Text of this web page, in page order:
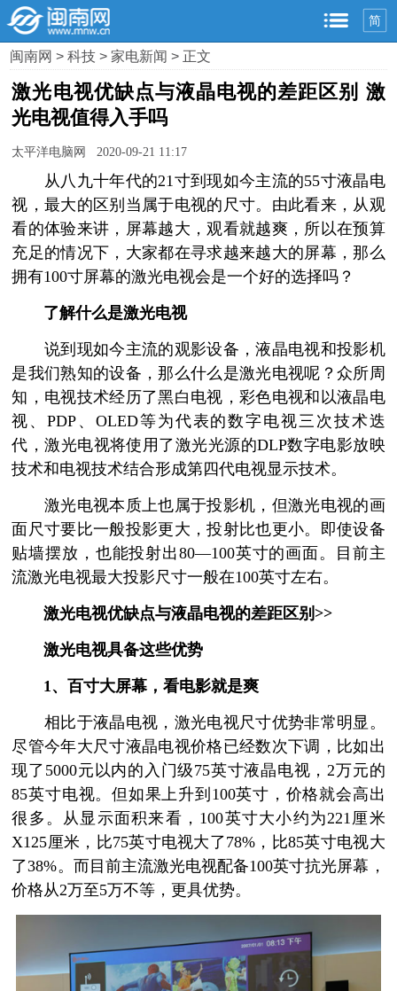
简
闽南网>科技> 家电新闻> 正文
激光电视优缺点与液晶电视的差距区别 激
光电视值得入手吗
太平洋电脑网 2020-09-21 11:17
从八九十年代的21寸到现如今主流的55寸液晶电
视，最大的区别当属于电视的尺寸。由此看来，从观
看的体验来讲，屏幕越大，观看就越爽，所以在预算
充足的情况下，大家都在寻求越来越大的屏幕，那么
拥有100寸屏幕的激光电视会是一个好的选择吗？
了解什么是激光电视
说到现如今主流的观影设备，液晶电视和投影机
是我们熟知的设备，那么什么是激光电视呢？众所周
知，电视技术经历了黑白电视，彩色电视和以液晶电
视、PDP、OLED等为代表的数字电视三次技术迭
代，激光电视将使用了激光光源的DLP数字电影放映
技术和电视技术结合形成第四代电视显示技术。
激光电视本质上也属于投影机，但激光电视的画
面尺寸要比一般投影更大，投射比也更小。即使设备
贴墙摆放，也能投射出80—100英寸的画面。目前主
流激光电视最大投影尺寸一般在100英寸左右。
激光电视优缺点与液晶电视的差距区别>>
激光电视具备这些优势
1、百寸大屏幕，看电影就是爽
相比于液晶电视，激光电视尺寸优势非常明显。
尽管今年大尺寸液晶电视价格已经数次下调，比如出
现了5000元以内的入门级75英寸液晶电视，2万元的
85英寸电视。但如果上升到100英寸，价格就会高出
很多。从显示面积来看，100英寸大小约为221厘米
X125厘米，比75英寸电视大了78%，比85英寸电视大
了38%。而目前主流激光电视配备100英寸抗光屏幕，
价格从2万至5万不等，更具优势。